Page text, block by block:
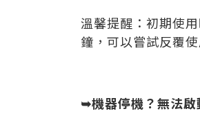
溫馨提醒：初期使
鐘，可以嘗試反覆
➥機器停機？無法啟